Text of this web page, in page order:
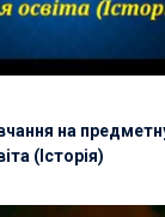
на
(Історія)